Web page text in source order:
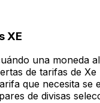
XE
una moneda
de tarifas de
que necesita se
de divisas